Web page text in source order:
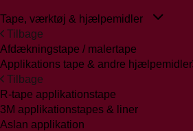
Tape, værktøj & hjælpemidler
Tilbage
Afdækningstape / malertape
Applikations tape & andre hjælpemidler
Tilbage
R-tape applikationstape
3M applikationstapes & liner
Aslan applikation